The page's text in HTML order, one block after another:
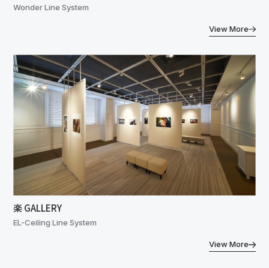
Wonder Line System
View More
楽 GALLERY
EL-Ceiling Line System
View More